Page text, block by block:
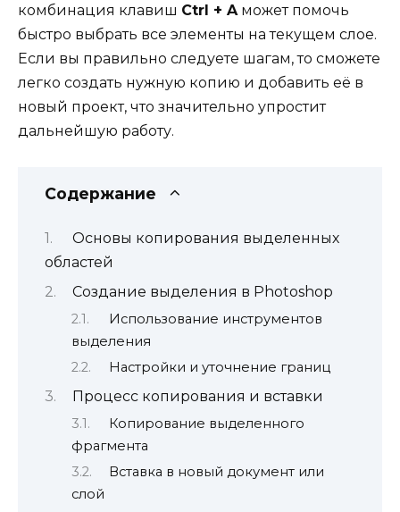
комбинация клавиш Ctrl + Aможет помочь
быстро выбрать все элементы на текущем слое.
Если вы правильно следуете шагам, то сможете
легко создать нужную копию и добавить её в
новый проект, что значительно упростит
дальнейшую работу.
Содержание
Основы копирования выделенных
областей
Создание выделения в Photoshop
Использование инструментов
выделения
Настройки и уточнение границ
Процесс копирования и вставки
Копирование выделенного
фрагмента
Вставка в новый документ или
слой